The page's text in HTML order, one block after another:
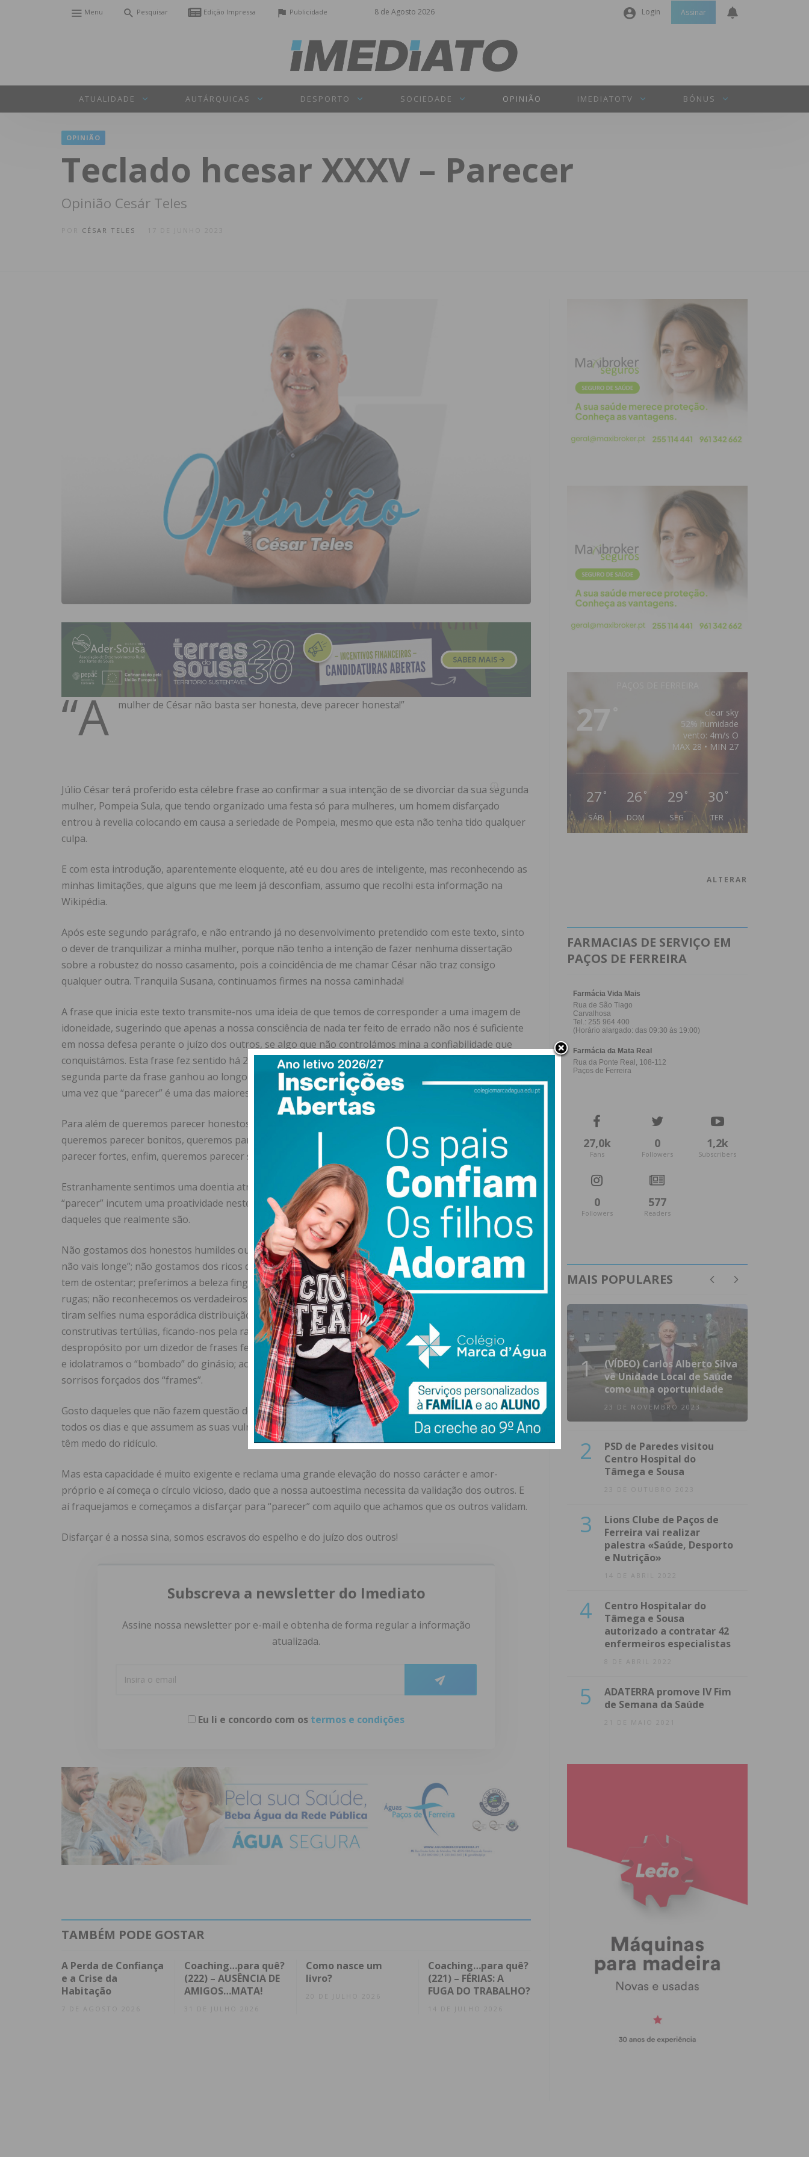
8 de Agosto 2026
Menu Pesquisar Edição Impressa Publicidade Login
Senha
Assinar
ATUALIDADE AUTÁRQUICAS DESPORTO SOCIEDADE OPINIÃO IMEDIATOTV BÓNUS
OPINIÃO
Teclado hcesar XXXV – Parecer
Opinião Cesár Teles
CÉSAR TELES 17 DE JUNHO 2023
“À mulher de César não basta ser honesta, deve parecer honesta!”
Júlio César terá proferido esta célebre frase ao confirmar a sua intenção de se divorciar da sua segunda
mulher, Pompeia Sula, que tendo organizado uma festa só para mulheres, um homem disfarçado
entrou à revelia colocando em causa a seriedade de Pompeia, mesmo que esta não tenha tido qualquer
culpa.
E com esta introdução, aparentemente eloquente, até eu dou ares de inteligente, mas reconhecendo as
minhas limitações, que alguns que me leem já desconfiam, assumo que recolhi esta informação na
Wikipédia.
Após este segundo parágrafo, e não entrando já no desenvolvimento pretendido com este texto, sinto
o dever de tranquilizar a minha mulher, porque não tenho a intenção de fazer nenhuma dissertação
sobre a robustez do nosso casamento, pois a coincidência de me chamar César não traz consigo
qualquer outra. Tranquila Susana, continuamos firmes na nossa caminhada!
A frase que inicia este texto transmite-nos uma ideia de que temos de corresponder a uma imagem de
idoneidade, sugerindo que apenas a nossa consciência de nada ter feito de errado não nos é suficiente
em nossa defesa perante o juízo dos outros, se algo que não controlámos mina a confiabilidade que
conquistámos. Esta frase fez sentido há 2100 anos assim como faz nos nossos dias, pese embora a
segunda parte da frase ganhou ao longo dos anos uma importância muito maior do que a primeira,
uma vez que “parecer” é uma das maiores empreitadas dos nossos dias.
Para além de queremos parecer honestos, como alude a frase de Júlio César, queremos parecer ricos,
queremos parecer bonitos, queremos parecer altruístas, queremos parecer inteligentes, queremos
parecer fortes, enfim, queremos parecer ser felizes, mesmo que nada sejamos.
Estranhamente sentimos uma doentia atração pelos que “parecem”, exatamente porque os que querem
“parecer” incutem uma proatividade neste processo da aparência, que rapidamente se destacam
daqueles que realmente são.
Não gostamos dos honestos humildes ou que tendem a ser sérios em demasia, até lhes dizemos “assim
não vais longe”; não gostamos dos ricos discretos ou que têm gostos sóbreos, porque um homem rico
tem de ostentar; preferimos a beleza fingida que nos vendem as revistas ao invés da honestidade das
rugas; não reconhecemos os verdadeiros filantropos que amam a humanidade, mas exultamos os que
tiram selfies numa esporádica distribuição da “sopa de rua”; não temos paciência para demoradas e
construtivas tertúlias, ficando-nos pela rama deslumbrados com as “lapalissadas” inócuas proferidas a
despropósito por um dizedor de frases feitas; rejeitamos a valentia de um construtor de casas de pedra
e idolatramos o “bombado” do ginásio; achamos inadequada uma gargalhada genuína e veneramos os
sorrisos forçados dos “frames”.
Gosto daqueles que não fazem questão de parecer diferentes daquilo que são, dos que não são fortes
todos os dias e que assumem as suas vulnerabilidades, gosto dos que não se levam a sério e que não
têm medo do ridículo.
Mas esta capacidade é muito exigente e reclama uma grande elevação do nosso carácter e amor-
próprio e aí começa o círculo vicioso, dado que a nossa autoestima necessita da validação dos outros. E
aí fraquejamos e começamos a disfarçar para “parecer” com aquilo que achamos que os outros validam.
Disfarçar é a nossa sina, somos escravos do espelho e do juízo dos outros!
Subscreva a newsletter do Imediato
Assine nossa newsletter por e-mail e obtenha de forma regular a informação
atualizada.
Eu li e concordo com os termos e condições
TAMBÉM PODE GOSTAR
A Perda de Confiança
e a Crise da
Habitação
7 DE AGOSTO 2026
Coaching…para quê?
(222) – AUSÊNCIA DE
AMIGOS…MATA!
Como nasce um
livro?
Coaching…para quê?
(221) – FÉRIAS: A
FUGA DO TRABALHO?
14 DE JULHO 2026
27
clear sky
52% humidade
vento: 4m/s O
MAX 28 • MIN 27
27 °
SÁB
26 °
DOM
29 °
SEG
30 °
TER
ALTERAR
FARMACIAS DE SERVIÇO EM
PAÇOS DE FERREIRA
27,0k
Fans
0
Followers
1,2k
Subscribers
0
Followers
577
Readers
MAIS POPULARES
1
(VÍDEO) Carlos Alberto Silva
vê Unidade Local de Saúde
como uma oportunidade
23 DE NOVEMBRO 2023
2
PSD de Paredes visitou
Centro Hospital do
Tâmega e Sousa
23 DE OUTUBRO 2023
3
Lions Clube de Paços de
Ferreira vai realizar
palestra «Saúde, Desporto
e Nutrição»
14 DE ABRIL 2022
4
Centro Hospitalar do
Tâmega e Sousa
autorizado a contratar 42
enfermeiros especialistas
8 DE ABRIL 2022
5
ADATERRA promove IV Fim
de Semana da Saúde
21 DE MAIO 2021